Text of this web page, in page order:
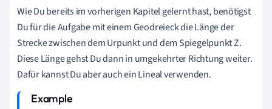
Wie Du bereits im vorherigen Kapitel gelernt hast, benötigst
Du für die Aufgabe mit einem Geodreieck die Länge der
Strecke zwischen dem Urpunkt und dem Spiegelpunkt Z.
Diese Länge gehst Du dann in umgekehrter Richtung weiter.
Dafür kannst Du aber auch ein Lineal verwenden.